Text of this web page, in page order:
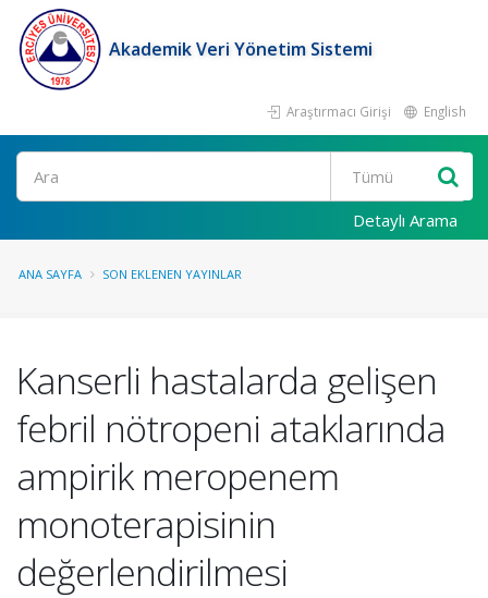
Akademik Veri Yönetim Sistemi
Araştırmacı Girişi English
Ara
Detaylı Arama
ANA SAYFA SON EKLENEN YAYINLAR
Kanserli hastalarda gelişen
febril nötropeni ataklarında
ampirik meropenem
monoterapisinin
değerlendirilmesi